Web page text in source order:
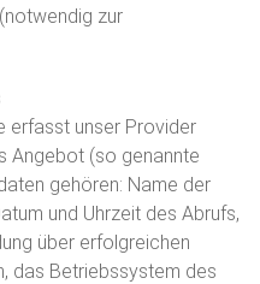
zur
erfasst unser Provider
Angebot (so genannte
gehören: Name der
und Uhrzeit des Abrufs,
über erfolgreichen
das Betriebssystem des